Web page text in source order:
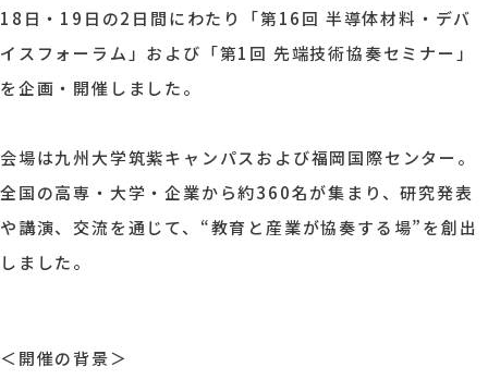
18日・19日の2日間にわたり「第16回 半導体材料・デバ
イスフォーラム」および「第1回 先端技術協奏セミナー」
を企画・開催しました。
会場は九州大学筑紫キャンパスおよび福岡国際センター。
全国の高専・大学・企業から約360名が集まり、研究発表
や講演、交流を通じて、“教育と産業が協奏する場”を創出
しました。
＜開催の背景＞